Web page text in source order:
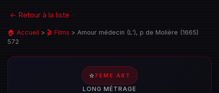
← Retour à la liste
🏠 Accueil > 🎬 Films > Amour médecin (L'), p de Molière (1665)
572
⭐7ÈME ART
LONG MÉTRAGE